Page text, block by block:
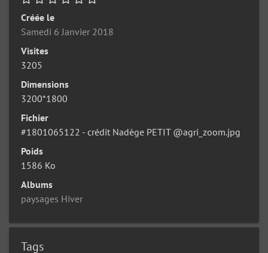
Créée le
Samedi 6 Janvier 2018
Visites
3205
Dimensions
3200*1800
Fichier
#1801065122 - crédit Nadège PETIT @agri_zoom.jpg
Poids
1586 Ko
Albums
paysages Hiver
Tags